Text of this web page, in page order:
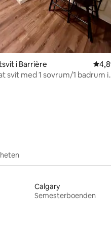
i Barrière 4,89
svit med 1 sovrum/1 badrum i
Calgary
Semesterboenden